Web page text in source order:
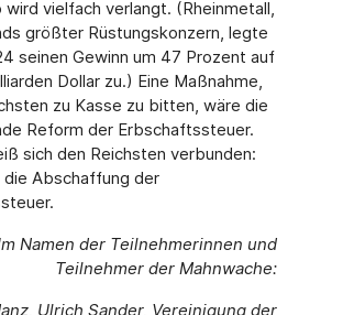
wird vielfach verlangt. (Rheinmetall,
größter Rüstungskonzern, legte
seinen Gewinn um 47 Prozent auf
Dollar zu.) Eine Maßnahme,
zu Kasse zu bitten, wäre die
Reform der Erbschaftssteuer.
sich den Reichsten verbunden:
Abschaffung der
Namen der Teilnehmerinnen und
Teilnehmer der Mahnwache:
Ulrich Sander, Vereinigung der